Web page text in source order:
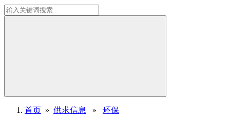
首页 » 供求信息 » 环保